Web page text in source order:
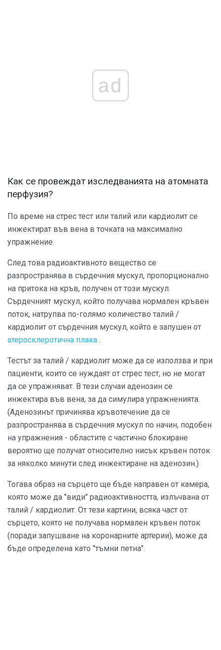
ad
Как се провеждат изследванията на атомната
перфузия?
По време на стрес тест или талий или кардиолит се
инжектират във вена в точката на максимално
упражнение.
След това радиоактивното вещество се
разпространява в сърдечния мускул, пропорционално
на притока на кръв, получен от този мускул.
Сърдечният мускул, който получава нормален кръвен
поток, натрупва по-голямо количество талий /
кардиолит от сърдечния мускул, който е запушен от
атеросклеротична плака .
Тестът за талий / кардиолит може да се използва и при
пациенти, които се нуждаят от стрес тест, но не могат
да се упражняват. В тези случаи аденозин се
инжектира във вена, за да симулира упражненията.
(Аденозинът причинява кръвотечение да се
разпространява в сърдечния мускул по начин, подобен
на упражнения - областите с частично блокиране
вероятно ще получат относително нисък кръвен поток
за няколко минути след инжектиране на аденозин.)
Тогава образ на сърцето ще бъде направен от камера,
която може да "види" радиоактивността, излъчвана от
талий / кардиолит. От тези картини, всяка част от
сърцето, която не получава нормален кръвен поток
(поради запушване на коронарните артерии), може да
бъде определена като "тъмни петна".